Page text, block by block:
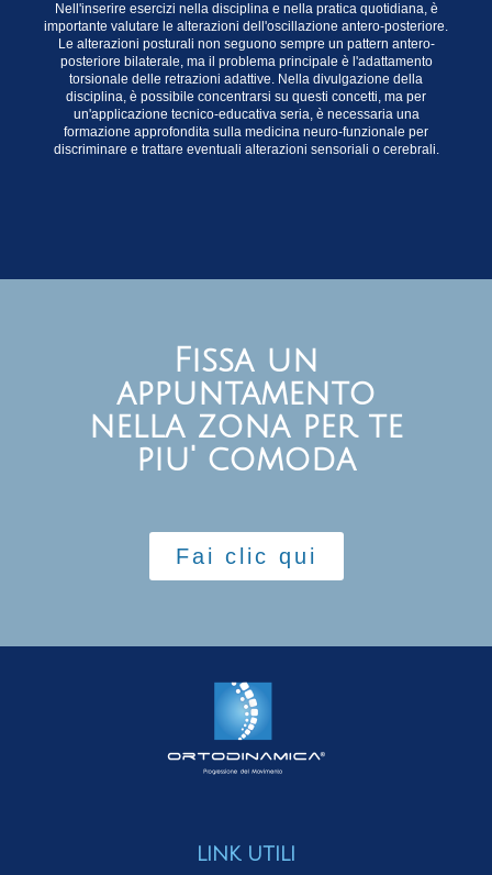
Nell'inserire esercizi nella disciplina e nella pratica quotidiana, è
importante valutare le alterazioni dell'oscillazione antero-posteriore.
Le alterazioni posturali non seguono sempre un pattern antero-
posteriore bilaterale, ma il problema principale è l'adattamento
torsionale delle retrazioni adattive. Nella divulgazione della
disciplina, è possibile concentrarsi su questi concetti, ma per
un'applicazione tecnico-educativa seria, è necessaria una
formazione approfondita sulla medicina neuro-funzionale per
discriminare e trattare eventuali alterazioni sensoriali o cerebrali.
Fissa un
appuntamento
nella zona per te
piu' comoda
Fai clic qui
LINK UTILI